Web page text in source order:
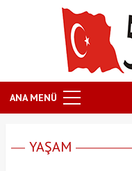
ANA MENÜ
YAŞAM